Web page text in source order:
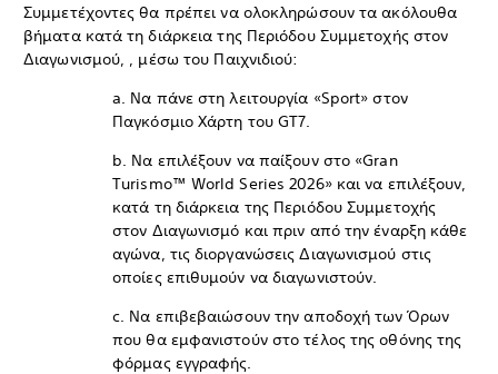
Συμμετέχοντες θα πρέπει να ολοκληρώσουν τα ακόλουθα
βήματα κατά τη διάρκεια της Περιόδου Συμμετοχής στον
Διαγωνισμού, , μέσω του Παιχνιδιού:
a. Να πάνε στη λειτουργία «Sport» στον
Παγκόσμιο Χάρτη του GT7.
b. Να επιλέξουν να παίξουν στο «Gran
Turismo™ World Series 2026» και να επιλέξουν,
κατά τη διάρκεια της Περιόδου Συμμετοχής
στον Διαγωνισμό και πριν από την έναρξη κάθε
αγώνα, τις διοργανώσεις Διαγωνισμού στις
οποίες επιθυμούν να διαγωνιστούν.
c. Να επιβεβαιώσουν την αποδοχή των Όρων
που θα εμφανιστούν στο τέλος της οθόνης της
φόρμας εγγραφής.